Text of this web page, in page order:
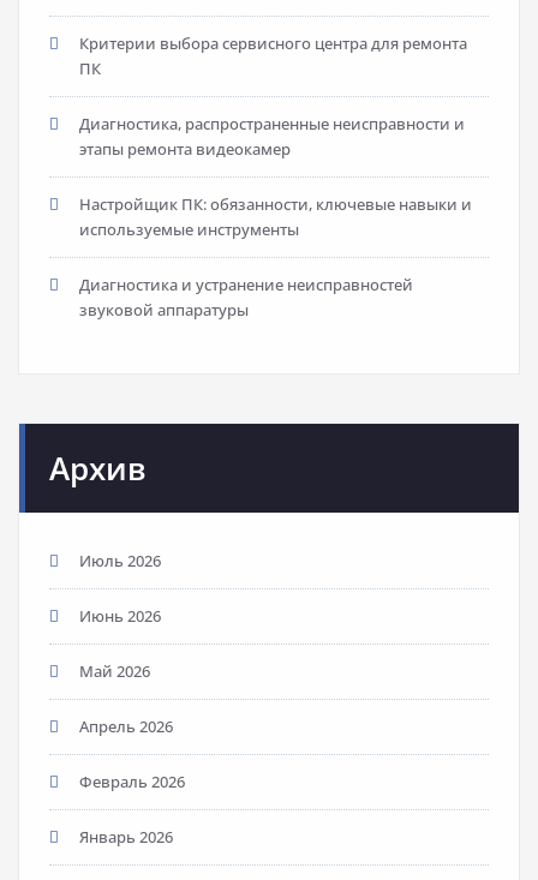
Критерии выбора сервисного центра для ремонта
ПК
Диагностика, распространенные неисправности и
этапы ремонта видеокамер
Настройщик ПК: обязанности, ключевые навыки и
используемые инструменты
Диагностика и устранение неисправностей
звуковой аппаратуры
Архив
Июль 2026
Июнь 2026
Май 2026
Апрель 2026
Февраль 2026
Январь 2026